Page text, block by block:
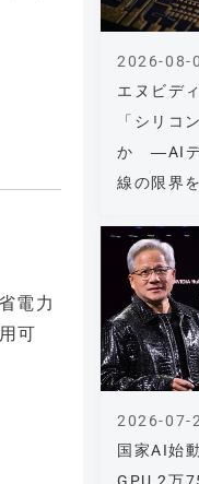
電力
可
エヌビデ
「シリコ
か ―AIデ
線の限界
2026-08-
国家AI始
GPU 2万
2026-07-